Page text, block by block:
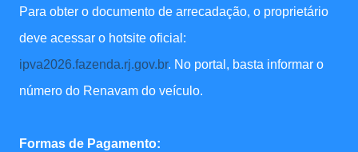
Para obter o documento de arrecadação, o proprietário
deve acessar o hotsite oficial:
ipva2026.fazenda.rj.gov.br. No portal, basta informar o
número do Renavam do veículo.
Formas de Pagamento: